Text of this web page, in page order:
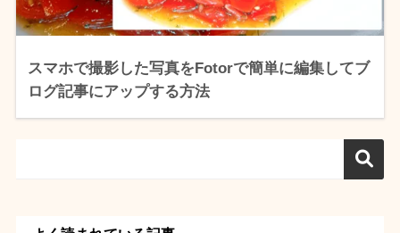
スマホで撮影した写真をFotorで簡単に編集してブ
ログ記事にアップする方法